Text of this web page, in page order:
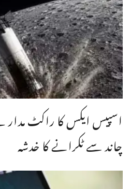
اسپیس ایکس کا راکٹ
چاند سے ٹکرانے کا خدشہ